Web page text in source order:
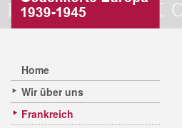
Home
Wir über uns
Frankreich